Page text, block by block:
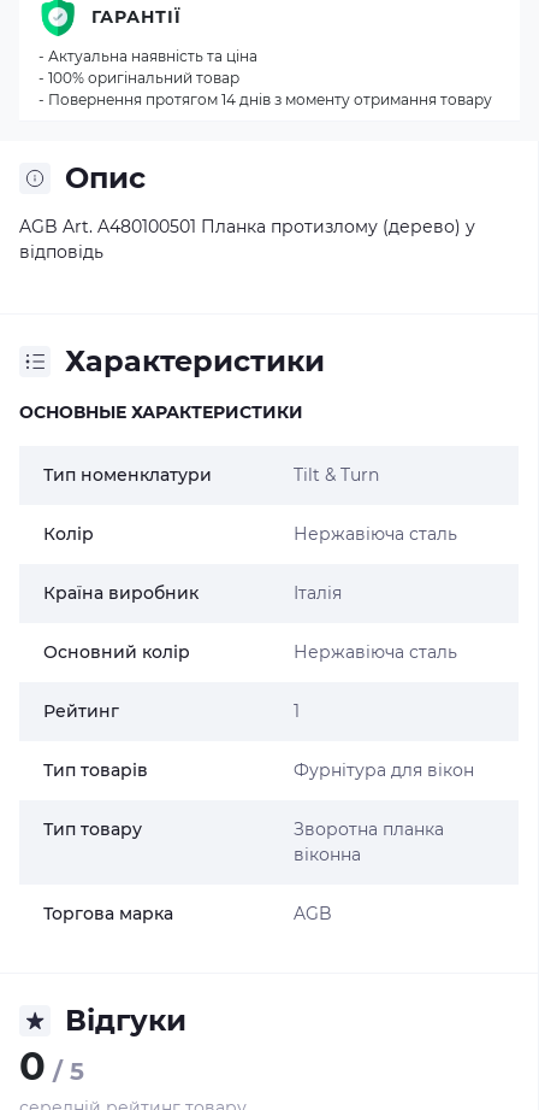
Опис
AGB Art. A480100501 Планка протизлому (дерево) у
відповідь
Характеристики
ОСНОВНЫЕ ХАРАКТЕРИСТИКИ
Тип номенклатури Tilt & Turn
Колір Нержавіюча сталь
Країна виробник Італія
Основний колір Нержавіюча сталь
Рейтинг 1
Тип товарів Фурнітура для вікон
Тип товару
Зворотна планка
віконна
Торгова марка AGB
Відгуки
0 / 5
ГАРАНТІЇ
- Актуальна наявність та ціна
- 100% оригінальний товар
- Повернення протягом 14 днів з моменту отримання товару